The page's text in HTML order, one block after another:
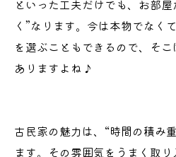
といった工夫だけでも、お部
く”なります。今は本物でなく
を選ぶこともできるので、そ
ありますよね♪
古民家の魅力は、“時間の積み
ます。その雰囲気をうまく取